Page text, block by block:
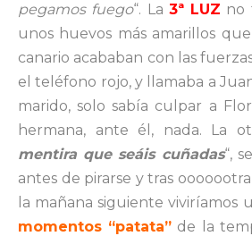
pegamos fuego“. La 3ª LUZ no
unos huevos más amarillos
canario acababan con las
el teléfono rojo, y llamaba a
marido, solo sabía culpar a
hermana, ante él, nada. La
mentira que seáis cuñadas“,
antes de pirarse y tras
la mañana siguiente viviríamos
momentos “patata” de la